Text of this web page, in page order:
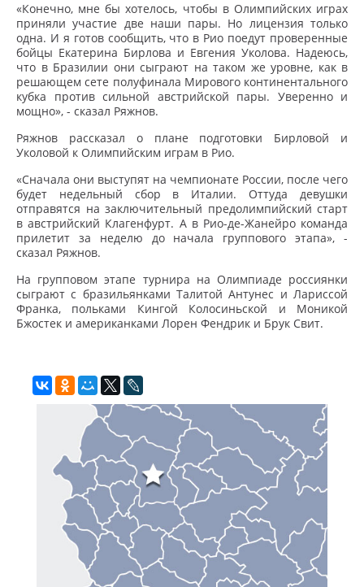
«Конечно, мне бы хотелось, чтобы в Олимпийских играх
приняли участие две наши пары. Но лицензия только
одна. И я готов сообщить, что в Рио поедут проверенные
бойцы Екатерина Бирлова и Евгения Уколова. Надеюсь,
что в Бразилии они сыграют на таком же уровне, как в
решающем сете полуфинала Мирового континентального
кубка против сильной австрийской пары. Уверенно и
мощно», - сказал Ряжнов.
Ряжнов рассказал о плане подготовки Бирловой и
Уколовой к Олимпийским играм в Рио.
«Сначала они выступят на чемпионате России, после чего
будет недельный сбор в Италии. Оттуда девушки
отправятся на заключительный предолимпийский старт
в австрийский Клагенфурт. А в Рио-де-Жанейро команда
прилетит за неделю до начала группового этапа», -
сказал Ряжнов.
На групповом этапе турнира на Олимпиаде россиянки
сыграют с бразильянками Талитой Антунес и Лариссой
Франка, польками Кингой Колосиньской и Моникой
Бжостек и американками Лорен Фендрик и Брук Свит.